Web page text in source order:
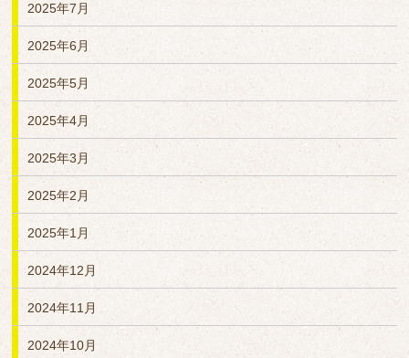
2025年7月
2025年6月
2025年5月
2025年4月
2025年3月
2025年2月
2025年1月
2024年12月
2024年11月
2024年10月